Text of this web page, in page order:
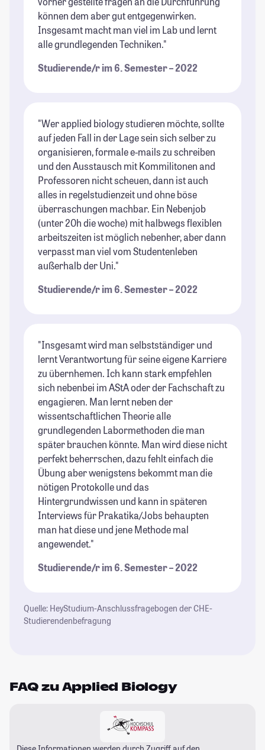
können dem aber gut entgegenwirken.
Insgesamt macht man viel im Lab und lernt
alle grundlegenden Techniken."
Studierende/r im 6. Semester – 2022
"Wer applied biology studieren möchte, sollte
auf jeden Fall in der Lage sein sich selber zu
organisieren, formale e-mails zu schreiben
und den Ausstausch mit Kommilitonen and
Professoren nicht scheuen, dann ist auch
alles in regelstudienzeit und ohne böse
überraschungen machbar. Ein Nebenjob
(unter 20h die woche) mit halbwegs flexiblen
arbeitszeiten ist möglich nebenher, aber dann
verpasst man viel vom Studentenleben
außerhalb der Uni."
Studierende/r im 6. Semester – 2022
"Insgesamt wird man selbstständiger und
lernt Verantwortung für seine eigene Karriere
zu übernhemen. Ich kann stark empfehlen
sich nebenbei im AStA oder der Fachschaft zu
engagieren. Man lernt neben der
wissentschaftlichen Theorie alle
grundlegenden Labormethoden die man
später brauchen könnte. Man wird diese nicht
perfekt beherrschen, dazu fehlt einfach die
Übung aber wenigstens bekommt man die
nötigen Protokolle und das
Hintergrundwissen und kann in späteren
Interviews für Prakatika/Jobs behaupten
man hat diese und jene Methode mal
angewendet."
Studierende/r im 6. Semester – 2022
Quelle: HeyStudium-Anschlussfragebogen der CHE-
Studierendenbefragung
FAQ zu Applied Biology